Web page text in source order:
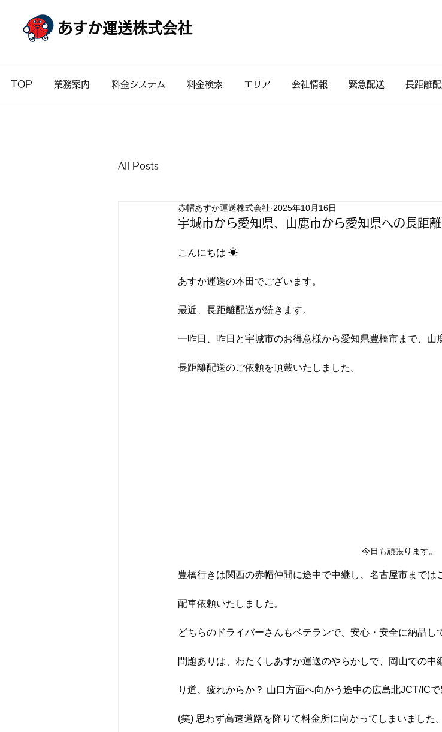
あすか運送株式会社
TOP 業務案内 料金システム 料金検索 エリア 会社情報 緊急配送 長距離
All Posts
宇城市から愛知県、山鹿市から愛知県への長距
赤帽あすか運送株式会社 2025年10月16日
こんにちは ☀
あすか運送の本田でございます。
最近、長距離配送が続きます。
一昨日、昨日と宇城市のお得意様から愛知県豊橋市まで、
長距離配送のご依頼を頂戴いたしました。
今日も頑張ります。
豊橋行きは関西の赤帽仲間に途中で中継し、名古屋市までは
配車依頼いたしました。
どちらのドライバーさんもベテランで、安心・安全に納品し
問題ありは、わたくしあすか運送のやらかしで、岡山での
り道、疲れからか？ 山口方面へ向かう途中の広島北JCT/IC
(笑) 思わず高速道路を降りて料金所に向かってしまいました。